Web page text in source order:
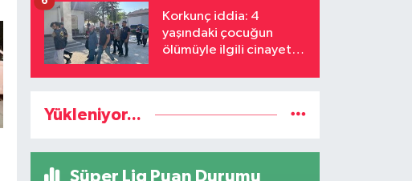
Korkunç iddia: 4
yaşındaki çocuğun
ölümüyle ilgili cinayet
Yükleniyor...
Süper Lig Puan Durumu